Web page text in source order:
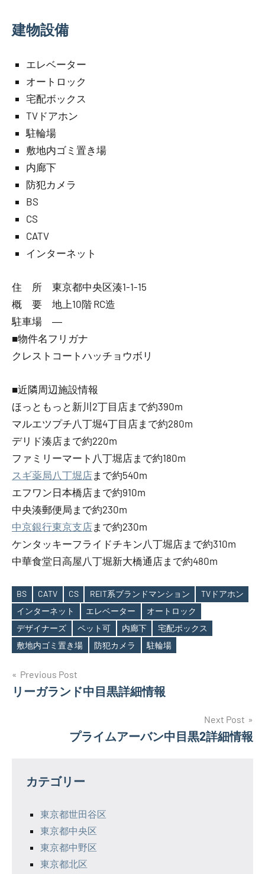
建物設備
エレベーター
オートロック
宅配ボックス
TVドアホン
駐輪場
敷地内ゴミ置き場
内廊下
防犯カメラ
BS
CS
CATV
インターネット
住 所 東京都中央区湊1-1-15
概 要 地上10階 RC造
駐車場 ―
■物件名フリガナ
クレストコートハッチョウボリ
■近隣周辺施設情報
ほっともっと新川2丁目店まで約390m
マルエツプチ八丁堀4丁目店まで約280m
デリド湊店まで約220m
ファミリーマート八丁堀店まで約180m
スギ薬局八丁堀店まで約540m
エフワン日本橋店まで約910m
中央湊郵便局まで約230m
中京銀行東京支店まで約230m
ケンタッキーフライドチキン八丁堀店まで約310m
中華食堂日高屋八丁堀新大橋通店まで約480m
Tags
BS CATV CS REIT系ブランドマンション
TVドアホン
インターネット
エレベーター
オートロック
デザイナーズ
ペット可 内廊下
宅配ボックス
敷地内ゴミ置き場
防犯カメラ 駐輪場
投
稿
ー
Previous Post
リーガランド中目黒詳細情報
Next Post
プライムアーバン中目黒2詳細情報
カテゴリー
東京都世田谷区
東京都中央区
東京都中野区
東京都北区